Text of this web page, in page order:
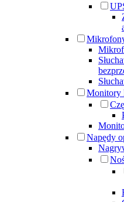
Monitory
Napędy